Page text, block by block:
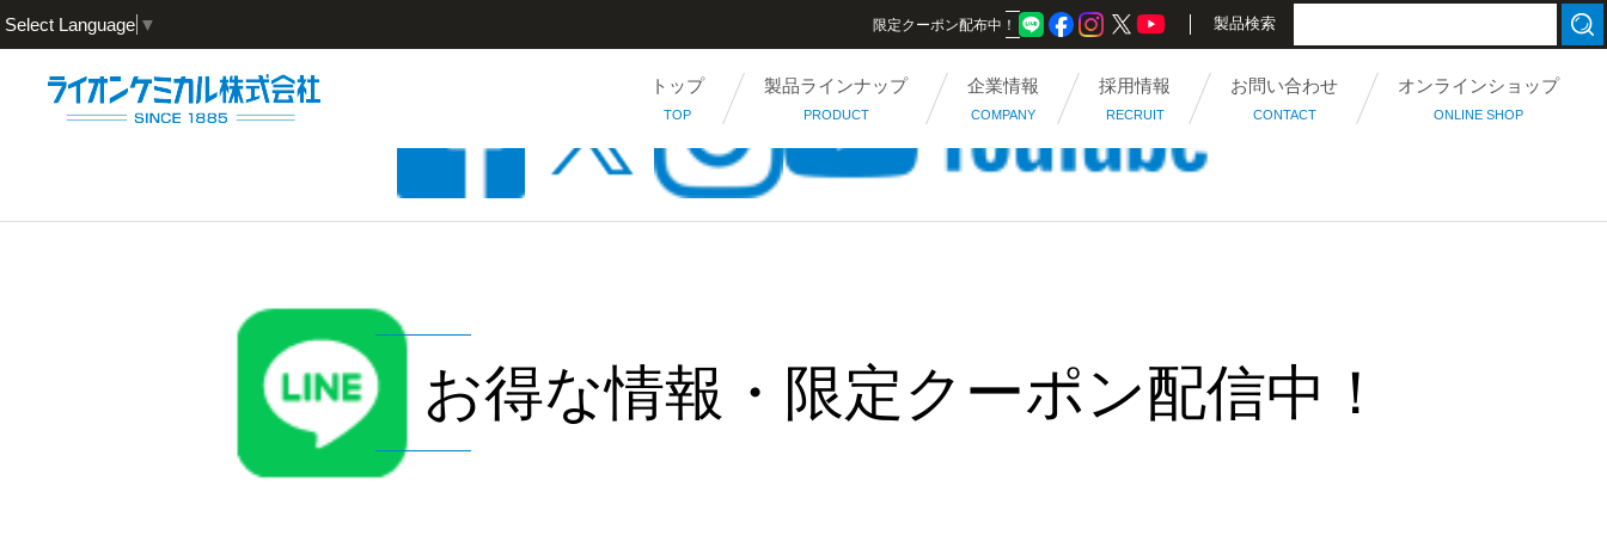
Select Language ▼ 限定クーポン配布中！ 製品検索
トップ
TOP
製品ラインナップ
PRODUCT
企業情報
COMPANY
採用情報
RECRUIT
お問い合わせ
CONTACT
オンラインショップ
ONLINE SHOP
お得な情報・限定クーポン配信中！